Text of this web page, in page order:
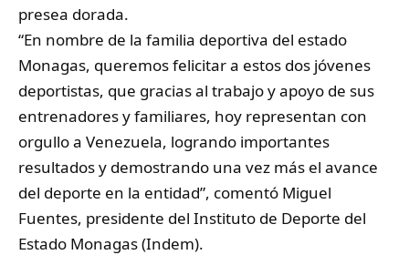
presea dorada.
“En nombre de la familia deportiva del estado
Monagas, queremos felicitar a estos dos jóvenes
deportistas, que gracias al trabajo y apoyo de sus
entrenadores y familiares, hoy representan con
orgullo a Venezuela, logrando importantes
resultados y demostrando una vez más el avance
del deporte en la entidad”, comentó Miguel
Fuentes, presidente del Instituto de Deporte del
Estado Monagas (Indem).